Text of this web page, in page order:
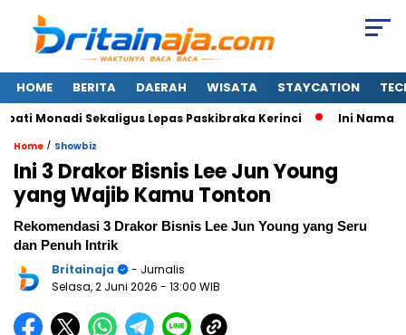
HOME BERITA DAERAH WISATA STAYCATION
Sekaligus Lepas Paskibraka Kerinci Ini Nama-
Home / Showbiz
Ini 3 Drakor Bisnis Lee Jun Young
yang Wajib Kamu Tonton
Rekomendasi 3 Drakor Bisnis Lee Jun Young yang Seru
dan Penuh Intrik
Britainaja
- Jurnalis
Selasa, 2 Juni 2026 - 13:00 WIB